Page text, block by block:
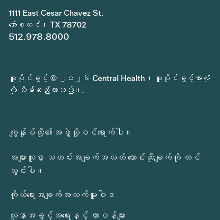
1111 East Cesar Chavez St.
အော်စတင်၊ TX 78702
512.978.8000
မူပိုင်ခွင့် © ၂၀၂၆ Central Health။ မူပိုင်ခွင့်အားလုံး
ကို သိမ်းဆည်းထားသည်။.
ကျွန်ုပ်တို့၏အဖွဲ့သို့ဝင်ရောက်ပါ။
အများသူငှာ သတင်းအချက်အလတ် တောင်းဆိုချက်ကို တင်
သွင်းပါ။
ကိုယ်ရေးအချက်အလက်မူဝါဒ
လူနာအခွင့်အရေးနှင့် တာဝန်များ